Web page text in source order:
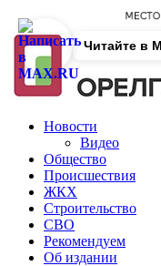
Новости
Видео
Общество
Происшествия
ЖКХ
Строительство
СВО
Рекомендуем
Об издании
Читайте в